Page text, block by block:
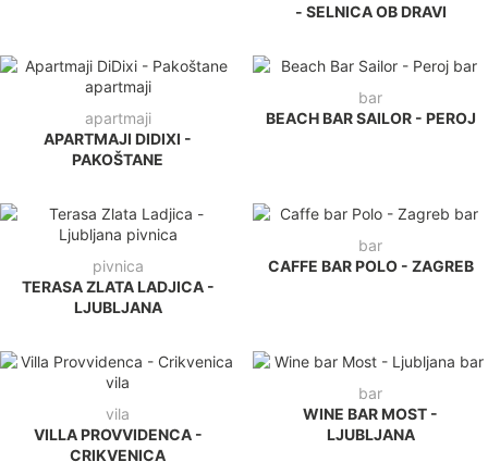
- SELNICA OB DRAVI
apartmaji
APARTMAJI DIDIXI -
PAKOŠTANE
bar
BEACH BAR SAILOR - PEROJ
pivnica
TERASA ZLATA LADJICA -
LJUBLJANA
bar
CAFFE BAR POLO - ZAGREB
vila
VILLA PROVVIDENCA -
CRIKVENICA
bar
WINE BAR MOST -
LJUBLJANA